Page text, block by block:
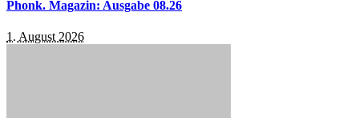
Phonk. Magazin: Ausgabe 08.26
1. August 2026